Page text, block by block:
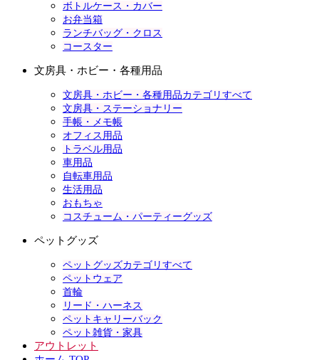
ボトルケース・カバー
お弁当箱
ランチバッグ・クロス
コースター
文房具・ホビー・各種用品
文房具・ホビー・各種用品カテゴリすべて
文房具・ステーショナリー
手帳・メモ帳
オフィス用品
トラベル用品
車用品
自転車用品
生活用品
おもちゃ
コスチューム・パーティーグッズ
ペットグッズ
ペットグッズカテゴリすべて
ペットウェア
首輪
リード・ハーネス
ペットキャリーバック
ペット雑貨・家具
アウトレット